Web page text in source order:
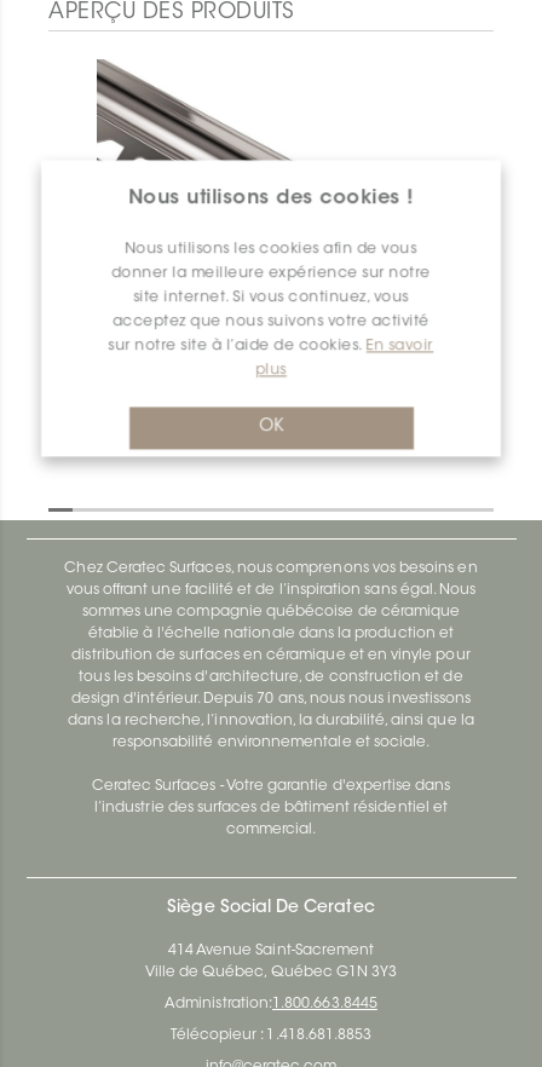
Nous utilisons des cookies !
Nous utilisons les cookies afin de vous
donner la meilleure expérience sur notre
site internet. Si vous continuez, vous
acceptez que nous suivons votre activité
sur notre site à l’aide de cookies. En savoir
plus
OK
APERÇU DES PRODUITS
Dilex-Ahk I135/AHK1S/TSG
Dilex-Ahk AHK1S100ACG
Chez Ceratec Surfaces, nous comprenons vos besoins en
vous offrant une facilité et de l’inspiration sans égal. Nous
sommes une compagnie québécoise de céramique
établie à l'échelle nationale dans la production et
distribution de surfaces en céramique et en vinyle pour
tous les besoins d'architecture, de construction et de
design d'intérieur. Depuis 70 ans, nous nous investissons
dans la recherche, l’innovation, la durabilité, ainsi que la
responsabilité environnementale et sociale.
Ceratec Surfaces - Votre garantie d'expertise dans
l’industrie des surfaces de bâtiment résidentiel et
commercial.
Siège Social De Ceratec
414 Avenue Saint-Sacrement
Ville de Québec, Québec G1N 3Y3
Administration: 1.800.663.8445
Télécopieur : 1.418.681.8853